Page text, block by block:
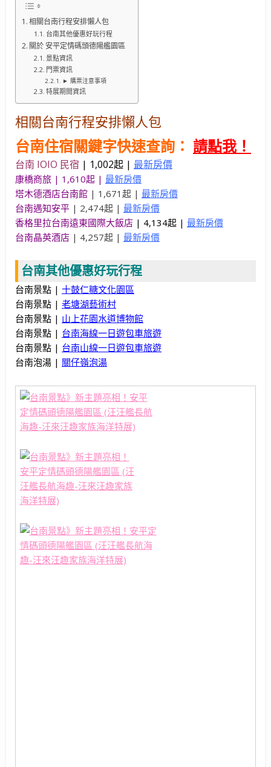
相關台南行程安排懶人包
台南其他優惠好玩行程
關於 安平定情碼頭德陽艦園區
景點資訊
門票資訊
► 購票注意事項
特展期間資訊
相關台南行程安排懶人包
台南住宿關鍵字快速查詢： 請點我！
台南 IOIO 民宿 | 1,002起 | 最新房價
康橋商旅 | 1,610起 | 最新房價
塔木德酒店台南館 | 1,671起 | 最新房價
台南遇知安平 | 2,474起 | 最新房價
香格里拉台南遠東國際大飯店 | 4,134起 | 最新房價
台南晶英酒店 | 4,257起 | 最新房價
台南其他優惠好玩行程
台南景點 | 十鼓仁糖文化園區
台南景點 | 老塘湖藝術村
台南景點 | 山上花園水道博物館
台南景點 | 台南海線一日遊包車旅遊
台南景點 | 台南山線一日遊包車旅遊
台南泡湯 | 關仔嶺泡湯